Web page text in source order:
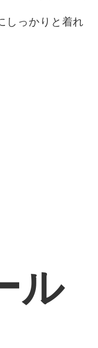
しっかりと着れ
ル